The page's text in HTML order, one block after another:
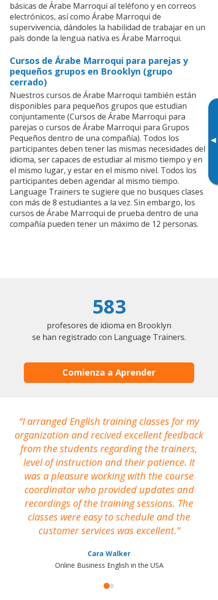
▸
básicas de Árabe Marroqui al teléfono y en correos
electrónicos, así como Árabe Marroqui de
supervivencia, dándoles la habilidad de trabajar en un
país donde la lengua nativa es Árabe Marroqui.
Cursos de Árabe Marroqui para parejas y
pequeños grupos en Brooklyn (grupo
cerrado)
Nuestros cursos de Árabe Marroqui también están
disponibles para pequeños grupos que estudian
conjuntamente (Cursos de Árabe Marroqui para
parejas o cursos de Árabe Marroqui para Grupos
Pequeños dentro de una compañía). Todos los
participantes deben tener las mismas necesidades del
idioma, ser capaces de estudiar al mismo tiempo y en
el mismo lugar, y estar en el mismo nivel. Todos los
participantes deben agendar al mismo tiempo.
Language Trainers te sugiere que no busques clases
con más de 8 estudiantes a la vez. Sin embargo, los
cursos de Árabe Marroqui de prueba dentro de una
compañía pueden tener un máximo de 12 personas.
583
profesores de idioma en Brooklyn
se han registrado con Language Trainers.
Comienza a Aprender
I arranged English training classes for my
organization and recived excellent feedback
from the students regarding the trainers,
level of instruction and their patience. It
was a pleasure working with the course
coordinator who provided updates and
recordings of the training sessions. The
classes were easy to schedule and the
customer services was excellent.
Cara Walker
Online Business English in the USA